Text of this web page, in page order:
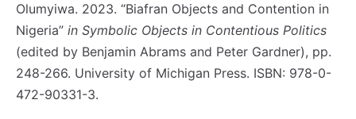
Olumyiwa. 2023. “Biafran Objects and Contention in
Nigeria” in Symbolic Objects in Contentious Politics
(edited by Benjamin Abrams and Peter Gardner), pp.
248-266. University of Michigan Press. ISBN: 978-0-
472-90331-3.